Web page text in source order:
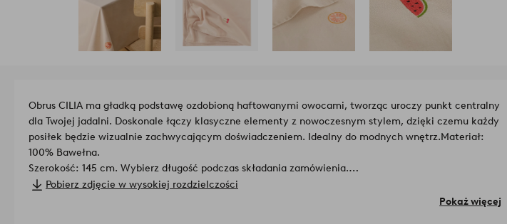
Obrus CILIA ma gładką podstawę ozdobioną haftowanymi owocami, tworząc uroczy punkt centralny
dla Twojej jadalni. Doskonale łączy klasyczne elementy z nowoczesnym stylem, dzięki czemu każdy
posiłek będzie wizualnie zachwycającym doświadczeniem. Idealny do modnych wnętrz.Materiał:
100% Bawełna.
Szerokość: 145 cm. Wybierz długość podczas składania zamówienia.
Technika rzemieślnicza: haftowana.
Pobierz zdjęcie w wysokiej rozdzielczości
Pokaż więcej